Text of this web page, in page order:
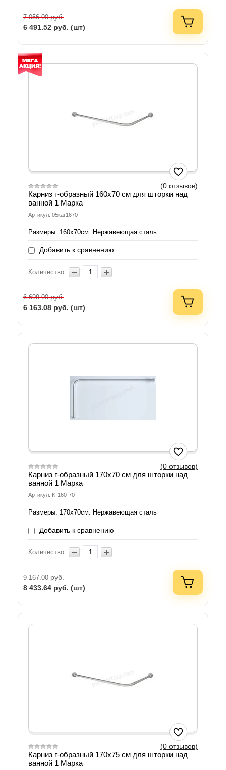
7 056.00руб.
6 491.52 руб. (шт)
(0 отзывов)
Карниз г-образный 160х70 см для шторки над
ванной 1 Марка
Артикул: 05каг1670
Размеры: 160х70см. Нержавеющая сталь
Добавить к сравнению
Количество:
6 699.00руб.
6 163.08 руб. (шт)
(0 отзывов)
Карниз г-образный 170х70 см для шторки над
ванной 1 Марка
Артикул: K-160-70
Размеры: 170х70см. Нержавеющая сталь
Добавить к сравнению
Количество:
9 167.00руб.
8 433.64 руб. (шт)
(0 отзывов)
Карниз г-образный 170х75 см для шторки над
ванной 1 Марка